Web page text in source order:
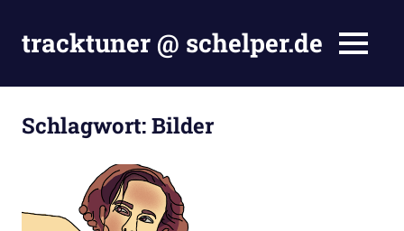
Inhalt
springen
tracktuner @ schelper.de
is
my
Hahahaha.
MENÜ
Schlagwort:Bilder